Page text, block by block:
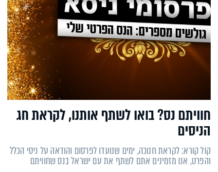
חוויתם נס? בואו לשתף אותנו, לקראת חג
הניסים
קול קורא: לקראת חנוכה, ימים שנועדו לפרסום והודאה על ניסי הכלל
והפרט, אנו מזמינים אתם לשתף את עם ישראל בנס שחוויתם